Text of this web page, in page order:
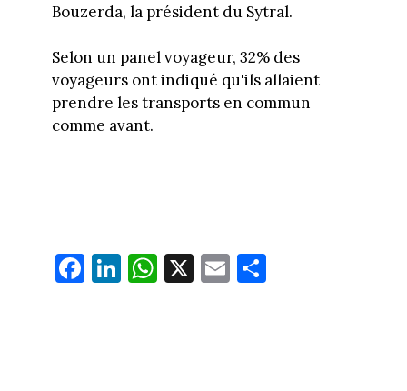
Bouzerda, la président du Sytral.
Selon un panel voyageur, 32% des
voyageurs ont indiqué qu'ils allaient
prendre les transports en commun
comme avant.
Fa
ce
Li
nk
W
ha
X E
m
Pa
rt